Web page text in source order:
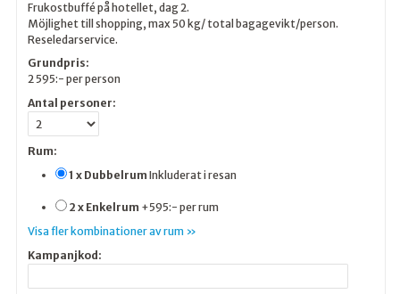
Frukostbuffé på hotellet, dag 2.
Möjlighet till shopping, max 50 kg/ total bagagevikt/person.
Reseledarservice.
Grundpris:
2 595:- per person
Antal personer:
Rum:
1 x Dubbelrum Inkluderat i resan
2 x Enkelrum +595:- per rum
Visa fler kombinationer av rum »
Kampanjkod: